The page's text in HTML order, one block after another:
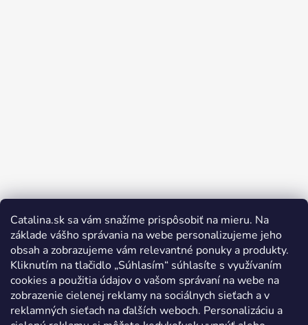
Catalina.sk sa vám snažíme prispôsobiť na mieru. Na
základe vášho správania na webe personalizujeme jeho
obsah a zobrazujeme vám relevantné ponuky a produkty.
Kliknutím na tlačidlo „Súhlasím“ súhlasíte s využívaním
cookies a použitia údajov o vašom správaní na webe na
zobrazenie cielenej reklamy na sociálnych sieťach a v
reklamných sieťach na ďalších weboch. Personalizáciu a
Sledovať na Instagrame